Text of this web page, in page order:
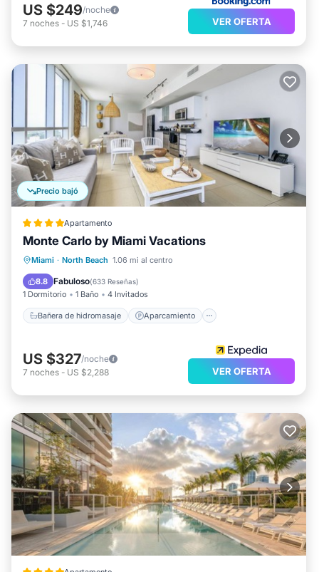
US $249/noche
7 noches - US $1,746 VER OFERTA
Precio bajó
Apartamento
Monte Carlo by Miami Vacations
Miami · North Beach 1.06 mi al centro
8.8 Fabuloso(633 Reseñas)
1 Dormitorio 1 Baño 4 Invitados
Bañera de hidromasaje Aparcamiento
Bañera de hidromasaje
Piscina
Spa
US $327/noche
7 noches - US $2,288 VER OFERTA